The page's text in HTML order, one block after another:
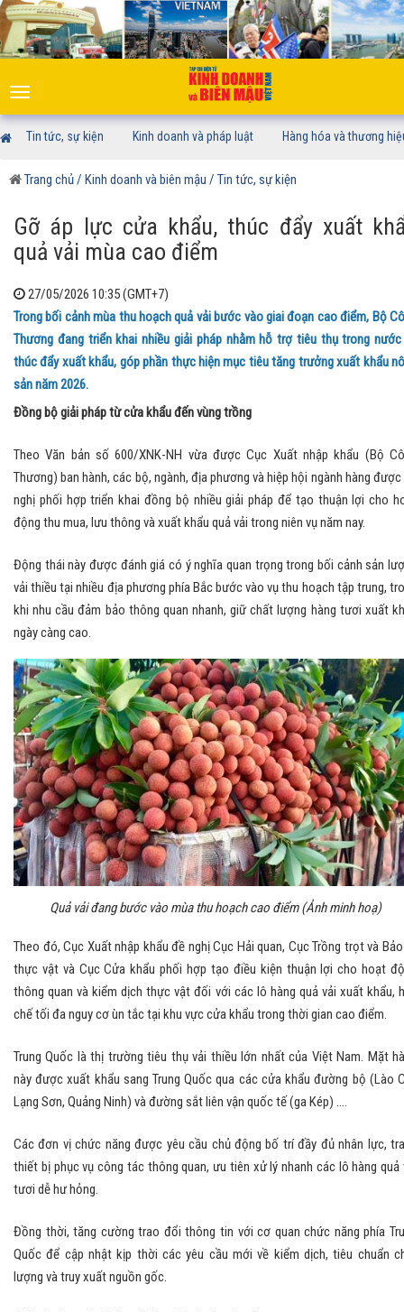
Toggle
navigation
Tin tức, sự kiện Kinh doanh và pháp luật Hàng hóa và thương
Trang chủ/ Kinh doanh và biên mậu / Tin tức, sự kiện
Gỡ áp lực cửa khẩu, thúc đẩy xuất
quả vải mùa cao điểm
27/05/2026 10:35 (GMT+7)
Trong bối cảnh mùa thu hoạch quả vải bước vào giai đoạn cao điểm, Bộ
Thương đang triển khai nhiều giải pháp nhằm hỗ trợ tiêu thụ trong nước
thúc đẩy xuất khẩu, góp phần thực hiện mục tiêu tăng trưởng xuất khẩu
sản năm 2026.
Đồng bộ giải pháp từ cửa khẩu đến vùng trồng
Theo Văn bản số 600/XNK-NH vừa được Cục Xuất nhập khẩu (Bộ
Thương) ban hành, các bộ, ngành, địa phương và hiệp hội ngành hàng
nghị phối hợp triển khai đồng bộ nhiều giải pháp để tạo thuận lợi cho
động thu mua, lưu thông và xuất khẩu quả vải trong niên vụ năm nay.
Động thái này được đánh giá có ý nghĩa quan trọng trong bối cảnh sản
vải thiều tại nhiều địa phương phía Bắc bước vào vụ thu hoạch tập trung,
khi nhu cầu đảm bảo thông quan nhanh, giữ chất lượng hàng tươi xuất
ngày càng cao.
Quả vải đang bước vào mùa thu hoạch cao điểm (Ảnh minh hoạ)
Theo đó, Cục Xuất nhập khẩu đề nghị Cục Hải quan, Cục Trồng trọt và
thực vật và Cục Cửa khẩu phối hợp tạo điều kiện thuận lợi cho hoạt
thông quan và kiểm dịch thực vật đối với các lô hàng quả vải xuất khẩu,
chế tối đa nguy cơ ùn tắc tại khu vực cửa khẩu trong thời gian cao điểm.
Trung Quốc là thị trường tiêu thụ vải thiều lớn nhất của Việt Nam. Mặt
này được xuất khẩu sang Trung Quốc qua các cửa khẩu đường bộ (Lào
Lạng Sơn, Quảng Ninh) và đường sắt liên vận quốc tế (ga Kép) ….
Các đơn vị chức năng được yêu cầu chủ động bố trí đầy đủ nhân lực,
thiết bị phục vụ công tác thông quan, ưu tiên xử lý nhanh các lô hàng quả
tươi dễ hư hỏng.
Đồng thời, tăng cường trao đổi thông tin với cơ quan chức năng phía
Quốc để cập nhật kịp thời các yêu cầu mới về kiểm dịch, tiêu chuẩn
lượng và truy xuất nguồn gốc.